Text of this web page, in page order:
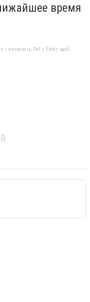
время
і натисніть Ctrl + Enter, щоб